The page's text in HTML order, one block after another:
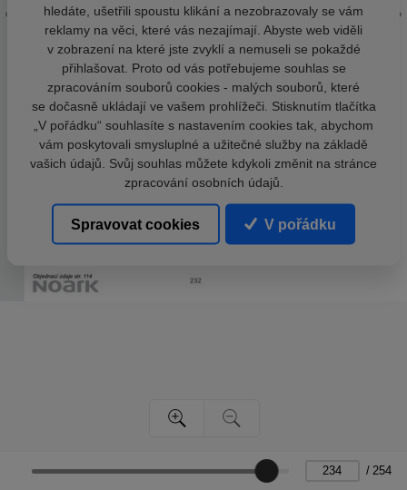
/ 254
hledáte, ušetřili spoustu klikání a nezobrazovaly se vám
reklamy na věci, které vás nezajímají. Abyste web viděli
v zobrazení na které jste zvyklí a nemuseli se pokaždé
přihlašovat. Proto od vás potřebujeme souhlas se
zpracováním souborů cookies - malých souborů, které
se dočasně ukládají ve vašem prohlížeči. Stisknutím tlačítka
„V pořádku“ souhlasíte s nastavením cookies tak, abychom
vám poskytovali smysluplné a užitečné služby na základě
vašich údajů. Svůj souhlas můžete kdykoli změnit na stránce
zpracování osobních údajů.
Spravovat cookies V pořádku